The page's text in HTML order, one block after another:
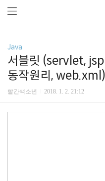
Java
서블릿 (servlet,
동작원리, web.xml)
빨간색소년 2018. 1. 2. 21:12